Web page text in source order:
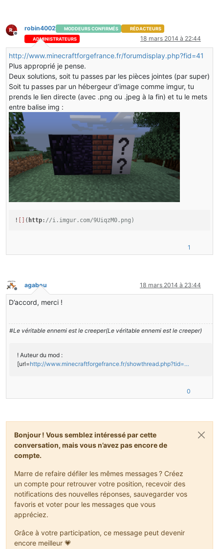
Hors-ligne
robin4002 MODDEURS CONFIRMÉS
RÉDACTEURS
ADMINISTRATEURS
18 mars 2014 à 22:44
http://www.minecraftforgefrance.fr/forumdisplay.php?fid=41
Plus approprié je pense.
Deux solutions, soit tu passes par les pièces jointes (par super)
Soit tu passes par un hébergeur d’image comme imgur, tu
prends le lien directe (avec .png ou .jpeg à la fin) et tu le mets
entre balise img :
! [] ( http: //i.imgur.com/9UiqzM0.png)
1
Hors-ligne
agabou 18 mars 2014 à 23:44
D’accord, merci !
#Le véritable ennemi est le creeper(Le véritable ennemi est le creeper)
! Auteur du mod :
[url=http://www.minecraftforgefrance.fr/showthread.php?tid=…
0
Bonjour ! Vous semblez intéressé par cette
conversation, mais vous n’avez pas encore de
compte.
Marre de refaire défiler les mêmes messages ? Créez
un compte pour retrouver votre position, recevoir des
notifications des nouvelles réponses, sauvegarder vos
favoris et voter pour les messages que vous
appréciez.
Grâce à votre participation, ce message peut devenir
encore meilleur 💗